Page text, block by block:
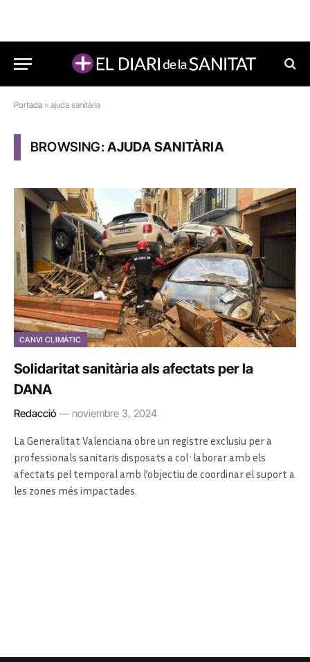
Portada » ajuda sanitària
BROWSING:AJUDA SANITÀRIA
CANVI CLIMÀTIC
Solidaritat sanitària als afectats per la
DANA
Redacció noviembre 3, 2024
La Generalitat Valenciana obre un registre exclusiu per a
professionals sanitaris disposats a col·laborar amb els
afectats pel temporal amb l’objectiu de coordinar el suport a
les zones més impactades.